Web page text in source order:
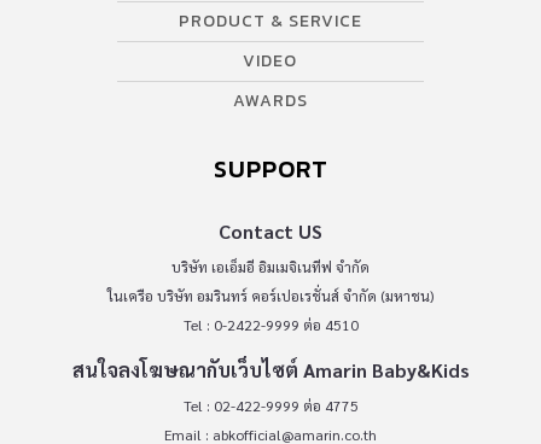
PRODUCT & SERVICE
VIDEO
AWARDS
SUPPORT
Contact US
บริษัท เอเอ็มอี อิมเมจิเนทีฟ จำกัด
ในเครือ บริษัท อมรินทร์ คอร์เปอเรชั่นส์ จำกัด (มหาชน)
Tel : 0-2422-9999 ต่อ 4510
สนใจลงโฆษณากับเว็บไซต์ Amarin Baby&Kids
Tel : 02-422-9999 ต่อ 4775
Email : abkofficial@amarin.co.th